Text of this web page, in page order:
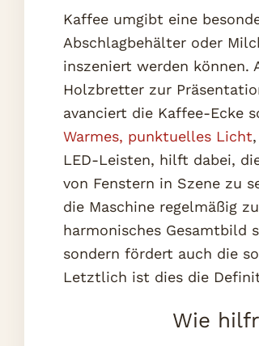
Kaffee umgibt eine
Abschlagbehälter oder
inszeniert werden
Holzbretter zur
avanciert die Kaffee-Ecke
Warmes, punktuelles Licht
LED-Leisten, hilft dabei,
von Fenstern in Szene zu
die Maschine regelmäßig
harmonisches Gesamtbild
sondern fördert auch die
Letztlich ist dies die
Wie